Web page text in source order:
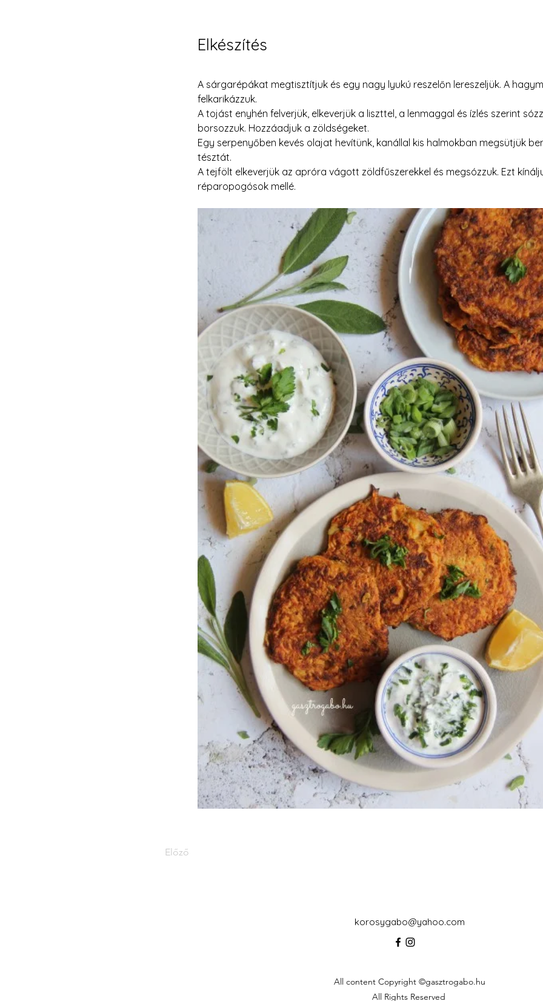
Elkészítés
A sárgarépákat megtisztítjuk és egy nagy lyukú reszelőn lereszeljük. A
felkarikázzuk.
A tojást enyhén felverjük, elkeverjük a liszttel, a lenmaggal és ízlés szerint
borsozzuk. Hozzáadjuk a zöldségeket.
Egy serpenyőben kevés olajat hevítünk, kanállal kis halmokban megsütjük
tésztát.
A tejfölt elkeverjük az apróra vágott zöldfűszerekkel és megsózzuk. Ezt
réparopogósok mellé.
Előző
korosygabo@yahoo.com
All content Copyright ©gasztrogabo.hu
All Rights Reserved